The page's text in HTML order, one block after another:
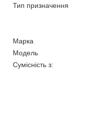
Тип призначення
Марка
Модель
Сумісність з: